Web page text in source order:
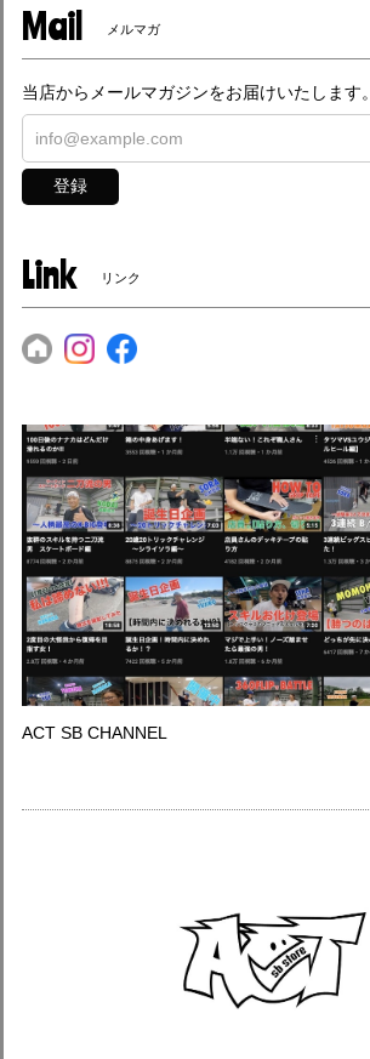
Mail メルマガ
当店からメールマガジンをお届けいたします。
登録
Link リンク
ACT SB CHANNEL